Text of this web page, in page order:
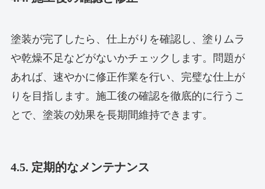
塗装が完了したら、仕上がりを確認し、塗りムラ
や乾燥不足などがないかチェックします。問題が
あれば、速やかに修正作業を行い、完璧な仕上が
りを目指します。施工後の確認を徹底的に行うこ
とで、塗装の効果を長期間維持できます。
4.5. 定期的なメンテナンス